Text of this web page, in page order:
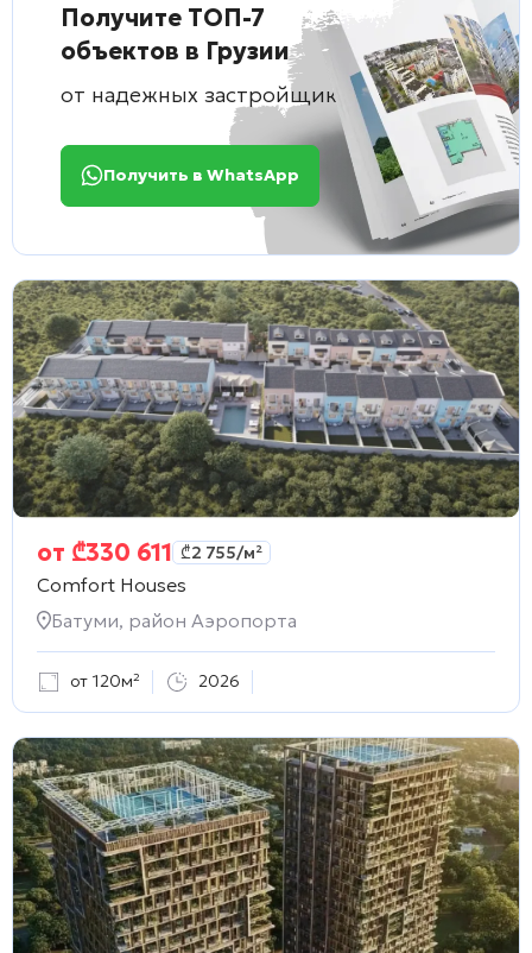
Получите ТОП-7
объектов в Грузии
от надежных застройщиков
Получить в WhatsApp
от ₾330 611 ₾2 755/м²
Comfort Houses
Батуми, район Аэропорта
от 120м² 2026